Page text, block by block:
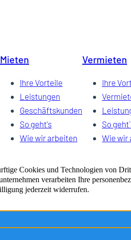
Mieten
Ihre Vorteile
Leistungen
Geschäftskunden
So geht's
Wie wir arbeiten
Suchauftrag
Vermieten
Ihre
So
Wie wir